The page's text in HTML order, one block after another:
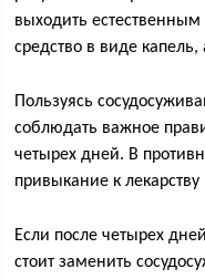
выходить
средство в виде
Пользуясь
соблюдать важное
четырех дней. В
привыкание к лекарству
Если после четырех
стоит заменить